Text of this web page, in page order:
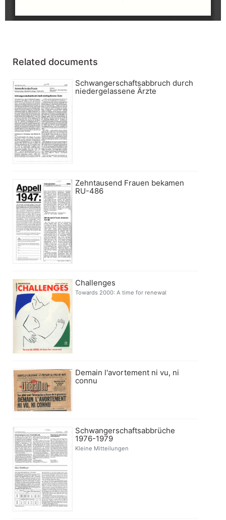
Related documents
Schwangerschaftsabbruch durch
niedergelassene Ärzte
Zehntausend Frauen bekamen
RU-486
Challenges
Towards 2000: A time for renewal
Demain l'avortement ni vu, ni
connu
Schwangerschaftsabbrüche
1976-1979
Kleine Mitteilungen